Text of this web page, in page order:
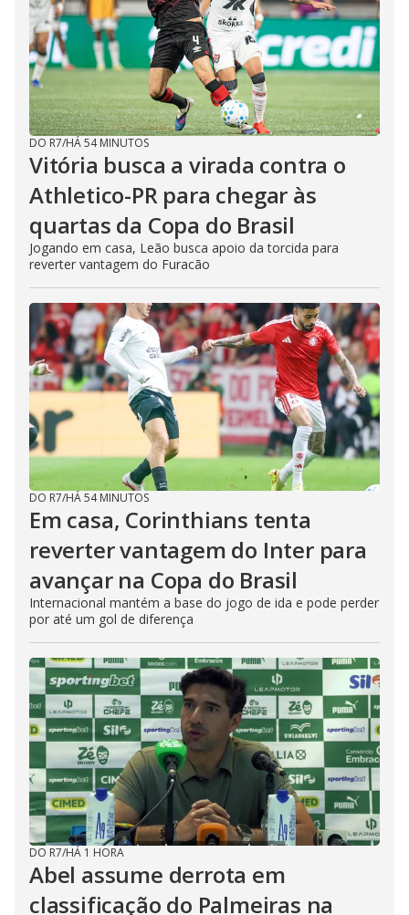
e
o
DO R7/HÁ 54 MINUTOS
Vitória busca a virada contra o
Athletico-PR para chegar às
quartas da Copa do Brasil
Jogando em casa, Leão busca apoio da torcida para
reverter vantagem do Furacão
DO R7/HÁ 54 MINUTOS
Em casa, Corinthians tenta
reverter vantagem do Inter para
avançar na Copa do Brasil
Internacional mantém a base do jogo de ida e pode perder
por até um gol de diferença
DO R7/HÁ 1 HORA
Abel assume derrota em
classificação do Palmeiras na